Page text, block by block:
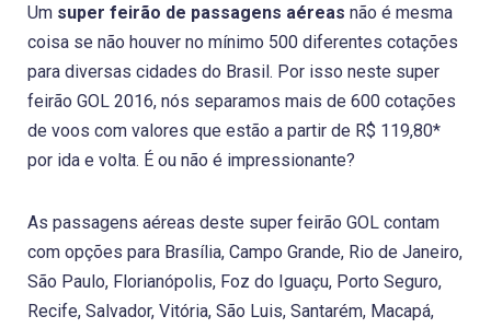
Um super feirão de passagens aéreas não é mesma
coisa se não houver no mínimo 500 diferentes cotações
para diversas cidades do Brasil. Por isso neste super
feirão GOL 2016, nós separamos mais de 600 cotações
de voos com valores que estão a partir de R$ 119,80*
por ida e volta. É ou não é impressionante?
As passagens aéreas deste super feirão GOL contam
com opções para Brasília, Campo Grande, Rio de Janeiro,
São Paulo, Florianópolis, Foz do Iguaçu, Porto Seguro,
Recife, Salvador, Vitória, São Luis, Santarém, Macapá,